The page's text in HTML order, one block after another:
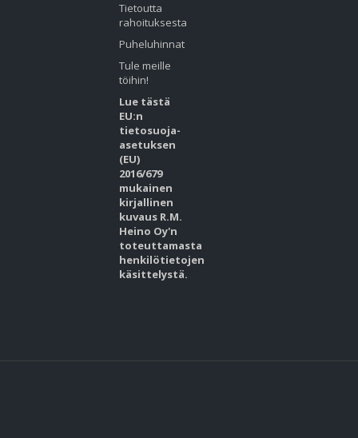
Tietoutta
rahoituksesta
Puheluhinnat
Tule meille
töihin!
Lue tästä
EU:n
tietosuoja-
asetuksen
(EU)
2016/679
mukainen
kirjallinen
kuvaus R.M.
Heino Oy'n
toteuttamasta
henkilötietojen
käsittelystä.